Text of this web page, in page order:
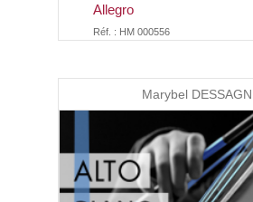
Allegro
Réf. : HM 000556
Marybel